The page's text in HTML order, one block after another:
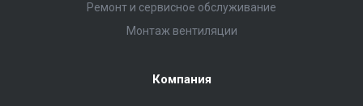
Ремонт и сервисное обслуживание
Монтаж вентиляции
Компания